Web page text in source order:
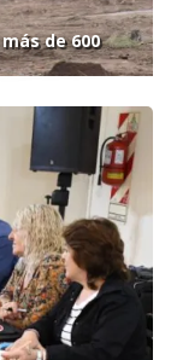
de 600